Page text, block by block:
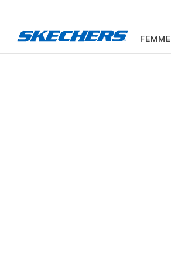
FEMME